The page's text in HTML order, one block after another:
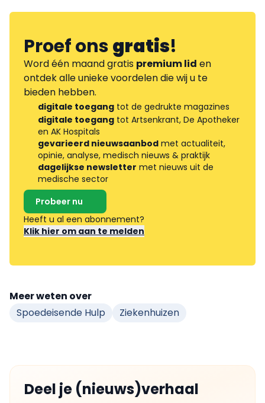
Proef onsgratis!
Word één maand gratis premium lid en
ontdek alle unieke voordelen die wij u te
bieden hebben.
digitale toegang tot de gedrukte magazines
digitale toegang tot Artsenkrant, De Apotheker
en AK Hospitals
gevarieerd nieuwsaanbod met actualiteit,
opinie, analyse, medisch nieuws & praktijk
dagelijkse newsletter met nieuws uit de
medische sector
Probeer nu
Heeft u al een abonnement?
Klik hier om aan te melden
Meer weten over
Spoedeisende Hulp
Ziekenhuizen
Deel je (nieuws)verhaal